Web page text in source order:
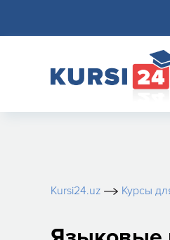
Kursi24.uz Курсы